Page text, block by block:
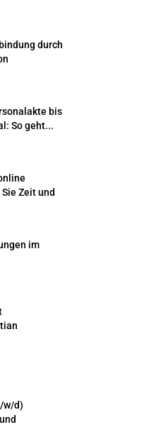
durch
bis
So geht...
Zeit und
im
w/d)